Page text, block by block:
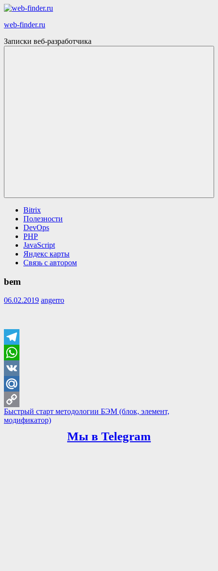
Skip
content
web-finder.ru
Записки веб-разработчика
Bitrix
Полезности
DevOps
PHP
JavaScript
Яндекс карты
Связь с автором
bem
06.02.2019 angerro
Telegram
WhatsApp
VK
Mail.Ru
Copy
Навигация
по
Previous
Post:
Быстрый старт методологии БЭМ (блок, элемент,
модификатор)
Мы в Telegram